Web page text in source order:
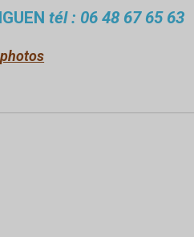
tél : 06 48 67 65 63